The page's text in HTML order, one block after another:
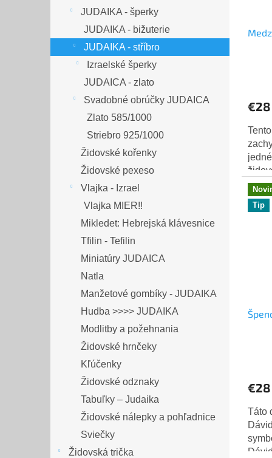
JUDAIKA - šperky
JUDAIKA - bižuterie
JUDAIKA - stříbro
Izraelské šperky
JUDAICA - zlato
Svadobné obrúčky JUDAICA
Zlato 585/1000
Striebro 925/1000
Židovské kořenky
Židovské pexeso
Vlajka - Izrael
Vlajka MIER!!
Mikledet: Hebrejská klávesnice
Tfilin - Tefilin
Miniatúry JUDAICA
Natla
Manžetové gombíky - JUDAIKA
Hudba >>>> JUDAIKA
Modlitby a požehnania
Židovské hrnčeky
Kľúčenky
Židovské odznaky
Tabuľky – Judaika
Židovské nálepky a pohľadnice
Sviečky
Židovská trička
€28
Tip
€28
Táto